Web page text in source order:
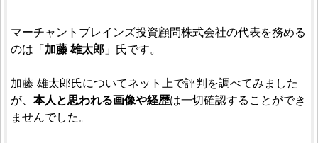
マーチャントブレインズ投資顧問株式会社の代表を務める
のは「加藤 雄太郎 」氏です。
加藤 雄太郎氏についてネット上で評判を調べてみました
が、 本人と思われる画像や経歴は一切確認することができ
ませんでした。